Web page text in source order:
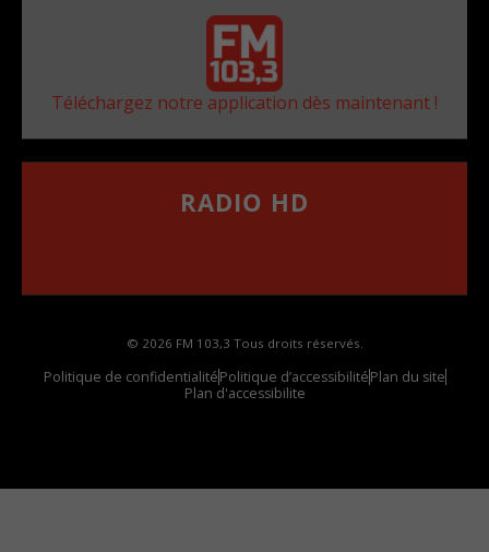
Téléchargez notre application dès maintenant !
RADIO HD
© 2026 FM 103,3 Tous droits réservés.
Politique de confidentialitéPolitique d’accessibilitéPlan du site
Plan d'accessibilite